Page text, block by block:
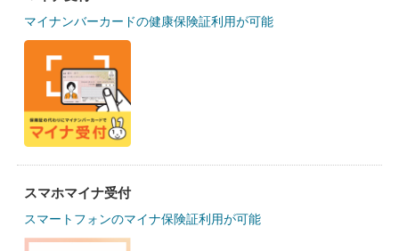
マイナンバーカードの健康保険証利用が可能
スマホマイナ受付
スマートフォンのマイナ保険証利用が可能